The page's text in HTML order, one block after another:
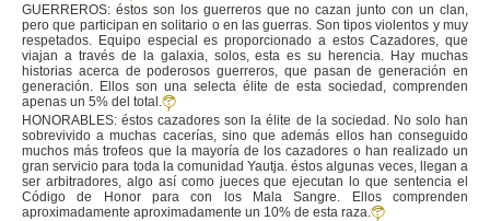
GUERREROS: éstos son los guerreros que no cazan junto con un clan,
pero que participan en solitario o en las guerras. Son tipos violentos y muy
respetados. Equipo especial es proporcionado a estos Cazadores, que
viajan a través de la galaxia, solos, esta es su herencia. Hay muchas
historias acerca de poderosos guerreros, que pasan de generación en
generación. Ellos son una selecta élite de esta sociedad, comprenden
apenas un 5% del total.
HONORABLES: éstos cazadores son la élite de la sociedad. No solo han
sobrevivido a muchas cacerías, sino que además ellos han conseguido
muchos más trofeos que la mayoría de los cazadores o han realizado un
gran servicio para toda la comunidad Yautja. éstos algunas veces, llegan a
ser arbitradores, algo así como jueces que ejecutan lo que sentencia el
Código de Honor para con los Mala Sangre. Ellos comprenden
aproximadamente aproximadamente un 10% de esta raza.